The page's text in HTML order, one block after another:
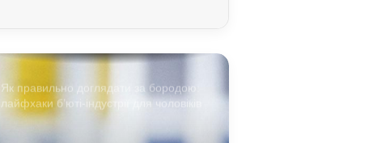
Як правильно доглядати за бородою:
лайфхаки б’юті-індустрії для чоловіків